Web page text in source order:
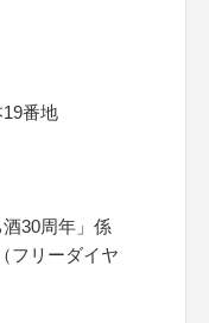
番地
30周年」係
フリーダイヤ